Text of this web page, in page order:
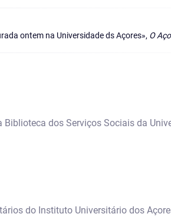
ontem na Universidade ds Açores», O
dos Serviços Sociais da
do Instituto Universitário dos